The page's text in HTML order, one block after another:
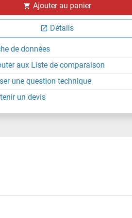
Ajouter au panier
Détails
de données
aux Liste de comparaison
une question technique
un devis